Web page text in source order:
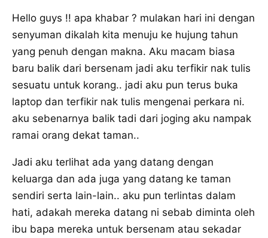
Hello guys !! apa khabar ? mulakan hari ini dengan
senyuman dikalah kita menuju ke hujung tahun
yang penuh dengan makna. Aku macam biasa
baru balik dari bersenam jadi aku terfikir nak tulis
sesuatu untuk korang.. jadi aku pun terus buka
laptop dan terfikir nak tulis mengenai perkara ni.
aku sebenarnya balik tadi dari joging aku nampak
ramai orang dekat taman..
Jadi aku terlihat ada yang datang dengan
keluarga dan ada juga yang datang ke taman
sendiri serta lain-lain.. aku pun terlintas dalam
hati, adakah mereka datang ni sebab diminta oleh
ibu bapa mereka untuk bersenam atau sekadar